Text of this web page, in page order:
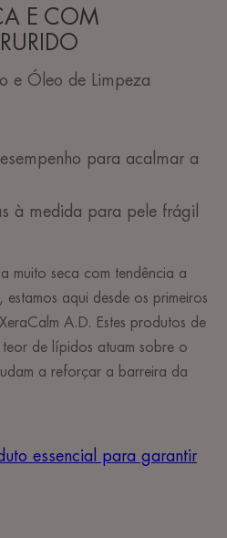
E COM
e Óleo de Limpeza
para acalmar a
à medida para pele frágil
muito seca com tendência a
aqui desde os primeiros
A.D. Estes produtos de
de lípidos atuam sobre o
a reforçar a barreira da
essencial para garantir